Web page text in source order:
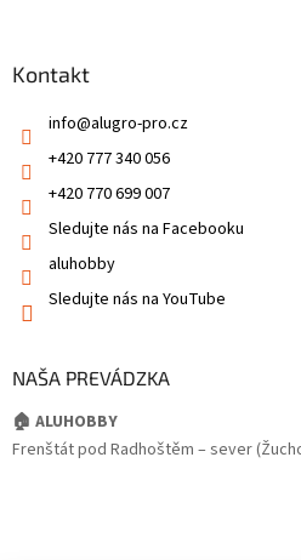
Kontakt
info@alugro-pro.cz
+420 777 340 056
+420 770 699 007
Sledujte nás na Facebooku
aluhobby
Sledujte nás na YouTube
NAŠA PREVÁDZKA
🏠 ALUHOBBY
Frenštát pod Radhoštěm – sever